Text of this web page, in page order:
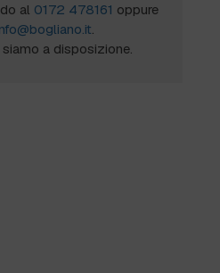
al 0172 478161 oppure
.
a disposizione.